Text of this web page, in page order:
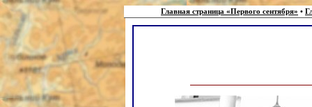
Главная страница «Первого сентября» •